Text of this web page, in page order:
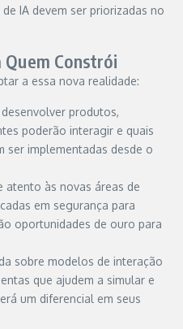
IA devem ser priorizadas no
Quem Constrói
a essa nova realidade:
produtos,
poderão interagir e quais
ser implementadas desde o
atento às novas áreas de
em segurança para
oportunidades de ouro para
sobre modelos de interação
que ajudem a simular e
um diferencial em seus